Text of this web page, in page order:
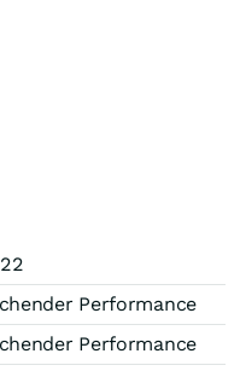
Performance
Performance